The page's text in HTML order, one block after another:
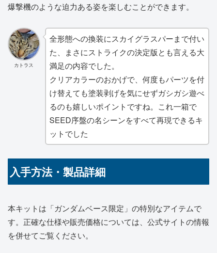
爆撃機のような迫力ある姿を楽しむことができます。
カトラス
全形態への換装にスカイグラスパーまで付い
た、まさにストライクの決定版とも言える大
満足の内容でした。
クリアカラーのおかげで、何度もパーツを付
け替えても塗装剥げを気にせずガシガシ遊べ
るのも嬉しいポイントですね。これ一箱で
SEED序盤の名シーンをすべて再現できるキ
ットでした
入手方法・製品詳細
本キットは「ガンダムベース限定」の特別なアイテムで
す。正確な仕様や販売価格については、公式サイトの情報
を併せてご覧ください。